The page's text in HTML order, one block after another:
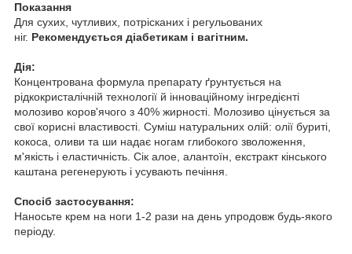
Показання
Для сухих, чутливих, потрісканих і регульованих
ніг. Рекомендується діабетикам і вагітним.
Дія:
Концентрована формула препарату ґрунтується на
рідкокристалічній технології й інноваційному інгредієнті
молозиво коров'ячого з 40% жирності. Молозиво цінується за
свої корисні властивості. Суміш натуральних олій: олії буриті,
кокоса, оливи та ши надає ногам глибокого зволоження,
м'якість і еластичність. Сік алое, алантоїн, екстракт кінського
каштана регенерують і усувають печіння.
Спосіб застосування:
Наносьте крем на ноги 1-2 рази на день упродовж будь-якого
періоду.